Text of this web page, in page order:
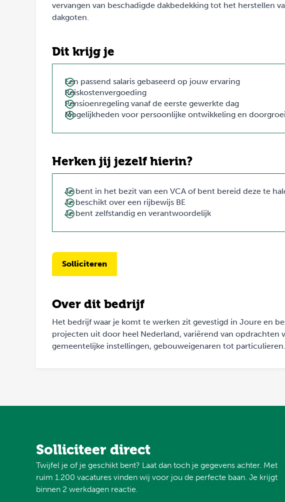
vervangen van beschadigde dakbedekking tot het herstellen
dakgoten.
Dit krijg je
Een passend salaris gebaseerd op jouw ervaring
Reiskostenvergoeding
Pensioenregeling vanaf de eerste gewerkte dag
Mogelijkheden voor persoonlijke ontwikkeling en
Herken jij jezelf hierin?
Je bent in het bezit van een VCA of bent bereid deze te
Je beschikt over een rijbewijs BE
Je bent zelfstandig en verantwoordelijk
Solliciteren
Over dit bedrijf
Het bedrijf waar je komt te werken zit gevestigd in Joure en
projecten uit door heel Nederland, variërend van
gemeentelijke instellingen, gebouweigenaren tot particulieren.
Solliciteer direct
Twijfel je of je geschikt bent? Laat dan toch je gegevens achter. Met
ruim 1.200 vacatures vinden wij voor jou de perfecte baan. Je krijgt
binnen 2 werkdagen reactie.